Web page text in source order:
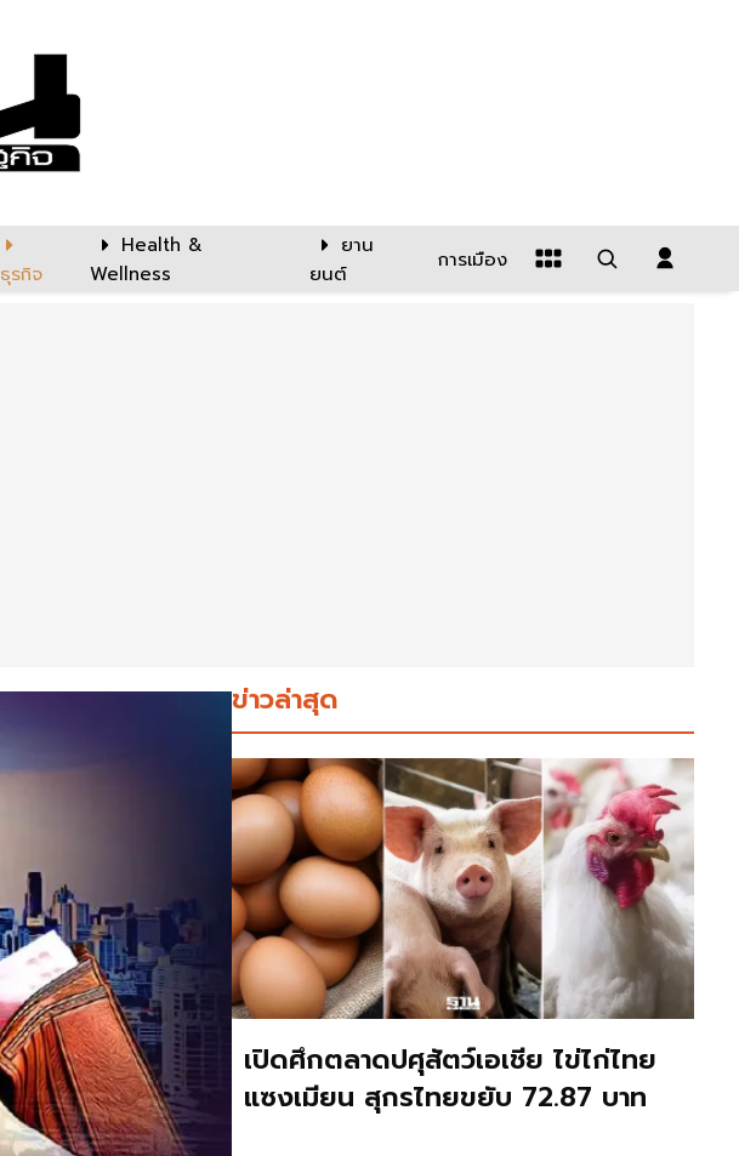
ธุรกิจ
Health &
Wellness
ยาน
ยนต์
การเมือง
ข่าวล่าสุด
เปิดศึกตลาดปศุสัตว์เอเชีย ไข่ไก่ไทย
แซงเมียน สุกรไทยขยับ 72.87 บาท